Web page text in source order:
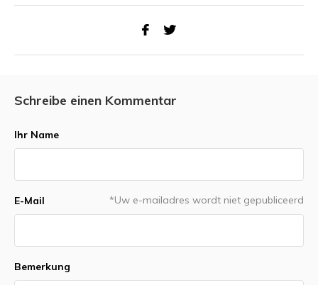
Schreibe einen Kommentar
Ihr Name
E-Mail *Uw e-mailadres wordt niet gepubliceerd
Bemerkung